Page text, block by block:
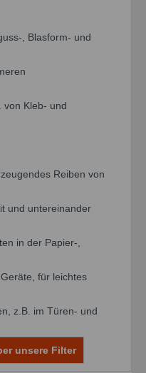
, Blasform- und
von Kleb- und
Reiben von
und untereinander
in der Papier-,
für leichtes
z.B. im Türen- und
unsere Filter